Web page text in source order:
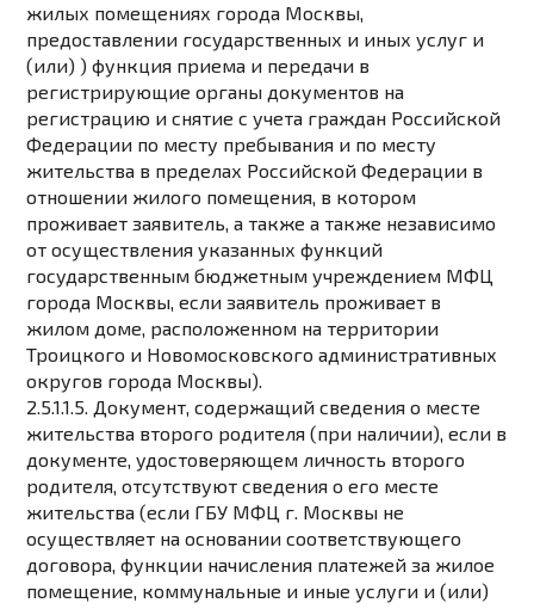
жилых помещениях города Москвы,
предоставлении государственных и иных услуг и
(или) ) функция приема и передачи в
регистрирующие органы документов на
регистрацию и снятие с учета граждан Российской
Федерации по месту пребывания и по месту
жительства в пределах Российской Федерации в
отношении жилого помещения, в котором
проживает заявитель, а также а также независимо
от осуществления указанных функций
государственным бюджетным учреждением МФЦ
города Москвы, если заявитель проживает в
жилом доме, расположенном на территории
Троицкого и Новомосковского административных
округов города Москвы).
2.5.1.1.5. Документ, содержащий сведения о месте
жительства второго родителя (при наличии), если в
документе, удостоверяющем личность второго
родителя, отсутствуют сведения о его месте
жительства (если ГБУ МФЦ г. Москвы не
осуществляет на основании соответствующего
договора, функции начисления платежей за жилое
помещение, коммунальные и иные услуги и (или)